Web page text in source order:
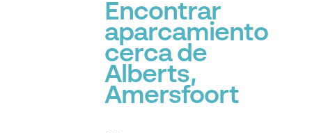
Encontrar
aparcamiento
cerca de
Alberts,
Amersfoort